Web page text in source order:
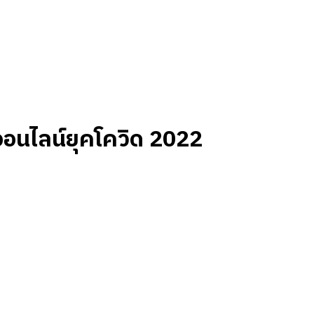
นไลน์ยุคโควิด 2022